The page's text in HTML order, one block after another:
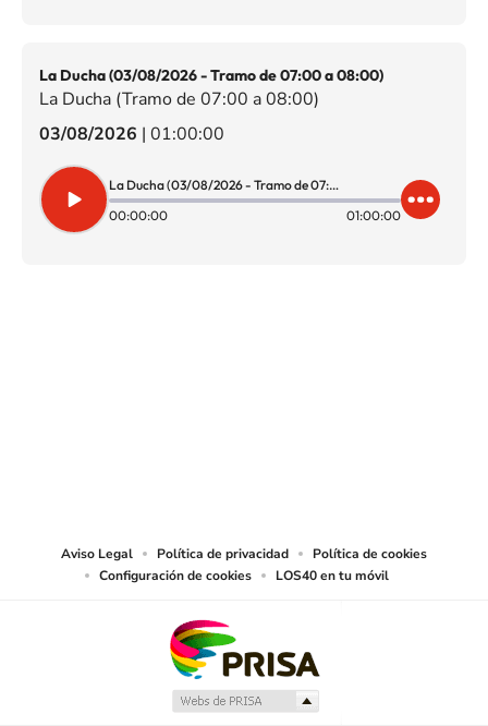
La Ducha (03/08/2026 - Tramo de 07:00 a 08:00)
La Ducha (Tramo de 07:00 a 08:00)
03/08/2026 | 01:00:00
La Ducha (03/08/2026 - Tramo de 07:00 a 08:00)
00:00:00
01:00:00
Aviso Legal Política de privacidad
Política de cookies
Configuración de cookies
LOS40 en tu móvil